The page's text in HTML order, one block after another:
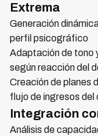
Extrema
Generación
perfil psicográfico
Adaptación de tono
según reacción del
Creación de planes
flujo de ingresos del
Integración
Análisis de